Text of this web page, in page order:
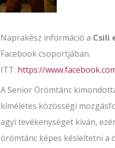
Naprakész információ a Csili
Facebook csoportjában.
ITT: https://
A Senior Örömtánc
kíméletes közösségi
agyi tevékenységet kíván,
örömtánc képes késleltetni a